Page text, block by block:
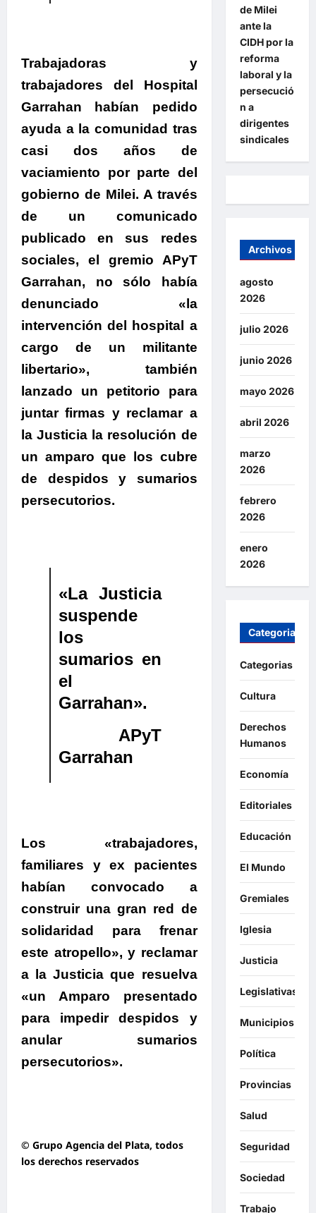
Trabajadoras y
trabajadores del Hospital
Garrahan habían pedido
ayuda a la comunidad tras
casi dos años de
vaciamiento por parte del
gobierno de Milei. A través
de un comunicado
publicado en sus redes
sociales, el gremio APyT
Garrahan, no sólo había
denunciado «la
intervención del hospital a
cargo de un militante
libertario», también
lanzado un petitorio para
juntar firmas y reclamar a
la Justicia la resolución de
un amparo que los cubre
de despidos y sumarios
persecutorios.
«La Justicia
suspende
los
sumarios en
el
Garrahan».
APyT
Garrahan
Los «trabajadores,
familiares y ex pacientes
habían convocado a
construir una gran red de
solidaridad para frenar
este atropello», y reclamar
a la Justicia que resuelva
«un Amparo presentado
para impedir despidos y
anular sumarios
persecutorios».
© Grupo Agencia del Plata, todos
los derechos reservados
de Milei
ante la
CIDH por la
reforma
laboral y la
persecució
n a
dirigentes
sindicales
Archivos
agosto
2026
julio 2026
junio 2026
mayo 2026
abril 2026
marzo
2026
febrero
2026
enero
2026
Categorias
Categorias
Cultura
Derechos
Humanos
Economía
Editoriales
Educación
El Mundo
Gremiales
Iglesia
Justicia
Legislativas
Municipios
Política
Provincias
Salud
Seguridad
Sociedad
Trabajo